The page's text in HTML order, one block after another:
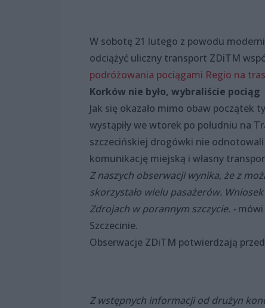
W sobotę 21 lutego z powodu
odciążyć uliczny transport ZDiTM
podróżowania pociągami Regio na
Korków nie było, wybraliście pociąg
Jak się okazało mimo obaw początek
wystąpiły we wtorek po południu na
szczecińskiej drogówki nie odnotowali
komunikację miejską i własny
Z naszych obserwacji wynika, że z
skorzystało wielu pasażerów.
Zdrojach w porannym szczycie. -mówi
Szczecinie.
Obserwacje ZDiTM potwierdzają
Z wstępnych informacji od drużyn